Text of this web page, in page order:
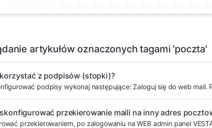
artykułów oznaczonych tagami 'poczta'
z podpisów (stopki)?
podpisy wykonaj następujące: Zaloguj się do web mail.
przekierowanie maili na inny adres
przekierowaniem, po zalogowaniu na WEB admin panel